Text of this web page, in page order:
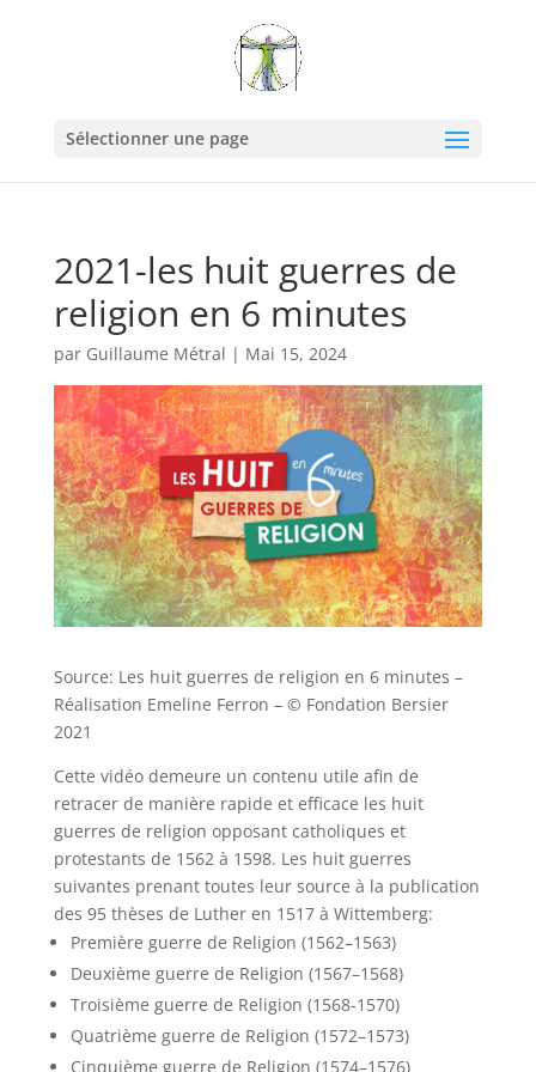
Sélectionner une page
2021-les huit guerres de
religion en 6 minutes
par Guillaume Métral | Mai 15, 2024
Source: Les huit guerres de religion en 6 minutes –
Réalisation Emeline Ferron – © Fondation Bersier
2021
Cette vidéo demeure un contenu utile afin de
retracer de manière rapide et efficace les huit
guerres de religion opposant catholiques et
protestants de 1562 à 1598. Les huit guerres
suivantes prenant toutes leur source à la publication
des 95 thèses de Luther en 1517 à Wittemberg:
Première guerre de Religion (1562–1563)
Deuxième guerre de Religion (1567–1568)
Troisième guerre de Religion (1568-1570)
Quatrième guerre de Religion (1572–1573)
Cinquième guerre de Religion (1574–1576)